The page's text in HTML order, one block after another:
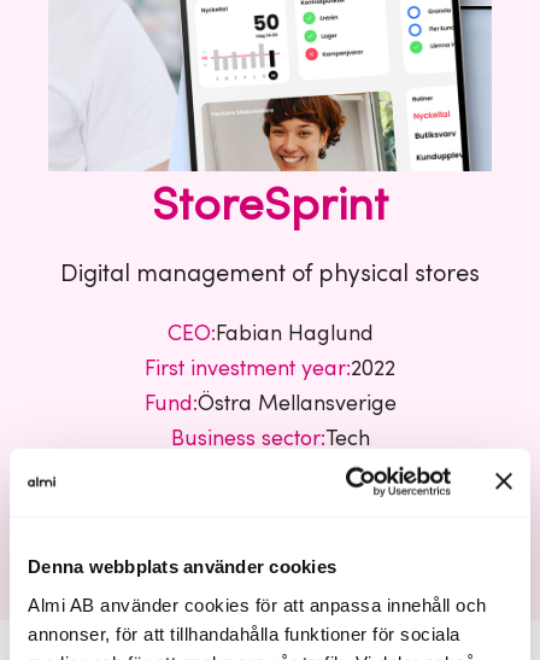
Denna webbplats använder cookies
Almi AB använder cookies för att anpassa innehåll och
annonser, för att tillhandahålla funktioner för sociala
StoreSprint
Digital management of physical stores
CEO:Fabian Haglund
First investment year:2022
Fund:Östra Mellansverige
Business sector:Tech